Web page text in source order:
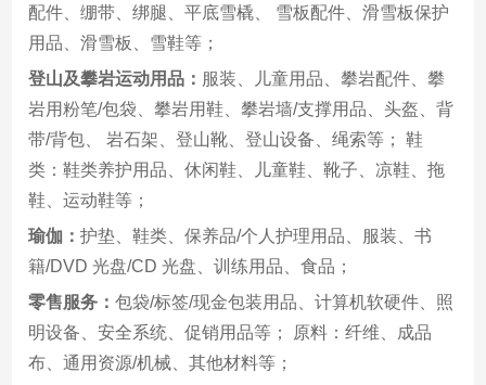
配件、绷带、绑腿、平底雪橇、 雪板配件、滑雪板保护
用品、滑雪板、雪鞋等；
登山及攀岩运动用品： 服装、儿童用品、攀岩配件、攀
岩用粉笔/包袋、攀岩用鞋、攀岩墙/支撑用品、头盔、背
带/背包、 岩石架、登山靴、登山设备、绳索等； 鞋
类：鞋类养护用品、休闲鞋、儿童鞋、靴子、凉鞋、拖
鞋、运动鞋等；
瑜伽：护垫、鞋类、保养品/个人护理用品、服装、书
籍/DVD 光盘/CD 光盘、训练用品、食品；
零售服务：包袋/标签/现金包装用品、计算机软硬件、照
明设备、安全系统、促销用品等； 原料：纤维、成品
布、通用资源/机械、其他材料等；